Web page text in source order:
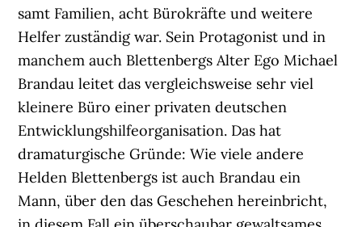
samt Familien, acht Bürokräfte und weitere
Helfer zuständig war. Sein Protagonist und in
manchem auch Blettenbergs Alter Ego Michael
Brandau leitet das vergleichsweise sehr viel
kleinere Büro einer privaten deutschen
Entwicklungshilfeorganisation. Das hat
dramaturgische Gründe: Wie viele andere
Helden Blettenbergs ist auch Brandau ein
Mann, über den das Geschehen hereinbricht,